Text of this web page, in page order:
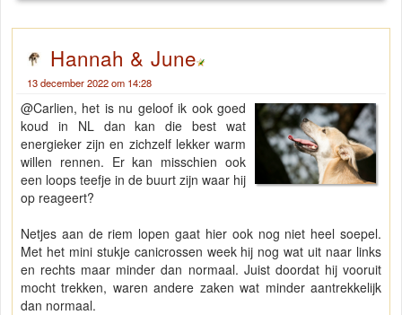
Hannah & June
13 december 2022 om 14:28
@Carlien, het is nu geloof ik ook goed
koud in NL dan kan die best wat
energieker zijn en zichzelf lekker warm
willen rennen. Er kan misschien ook
een loops teefje in de buurt zijn waar hij
op reageert?
Netjes aan de riem lopen gaat hier ook nog niet heel soepel.
Met het mini stukje canicrossen week hij nog wat uit naar links
en rechts maar minder dan normaal. Juist doordat hij vooruit
mocht trekken, waren andere zaken wat minder aantrekkelijk
dan normaal.